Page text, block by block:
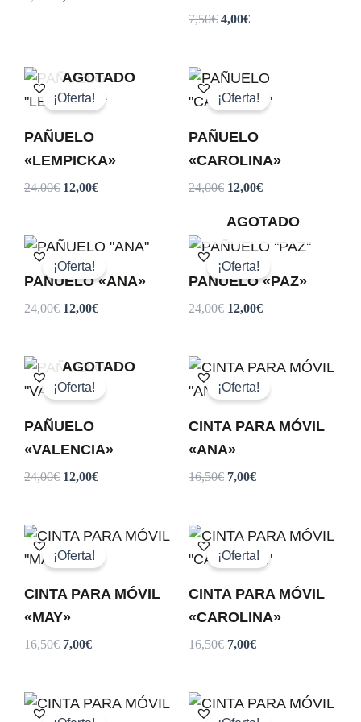
7,50€ 4,00€
AGOTADO
¡Oferta!
PAÑUELO
«LEMPICKA»
24,00€
El
precio
original
24,00€.
12,00€
El
actual
¡Oferta!
PAÑUELO
«CAROLINA»
24,00€
El
precio
original
24,00€.
12,00€
El
actual
¡Oferta!
PAÑUELO «ANA»
24,00€
El
precio
original
24,00€.
12,00€
El
actual
12,00€.
AGOTADO
¡Oferta!
PAÑUELO «PAZ»
24,00€
El
precio
original
24,00€.
12,00€
El
actual
12,00€.
AGOTADO
¡Oferta!
PAÑUELO
«VALENCIA»
24,00€
El
precio
original
24,00€.
12,00€
El
actual
¡Oferta!
CINTA PARA MÓVIL
«ANA»
16,50€
El
precio
original
16,50€.
7,00€
El
precio
actual
7,00€.
¡Oferta!
CINTA PARA MÓVIL
«MAY»
16,50€
El
precio
original
16,50€.
7,00€
El
precio
actual
7,00€.
¡Oferta!
CINTA PARA MÓVIL
«CAROLINA»
16,50€
El
precio
original
16,50€.
7,00€
El
precio
actual
7,00€.
El
precio
El
precio
El
precio
El
precio